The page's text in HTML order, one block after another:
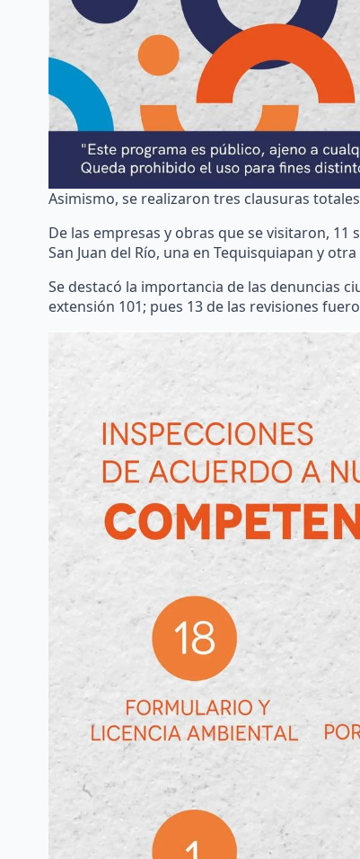
Asimismo, se realizaron tres clausuras
De las empresas y obras que se visitaron,
San Juan del Río, una en Tequisquiapan y
Se destacó la importancia de las denuncias
extensión 101; pues 13 de las revisiones